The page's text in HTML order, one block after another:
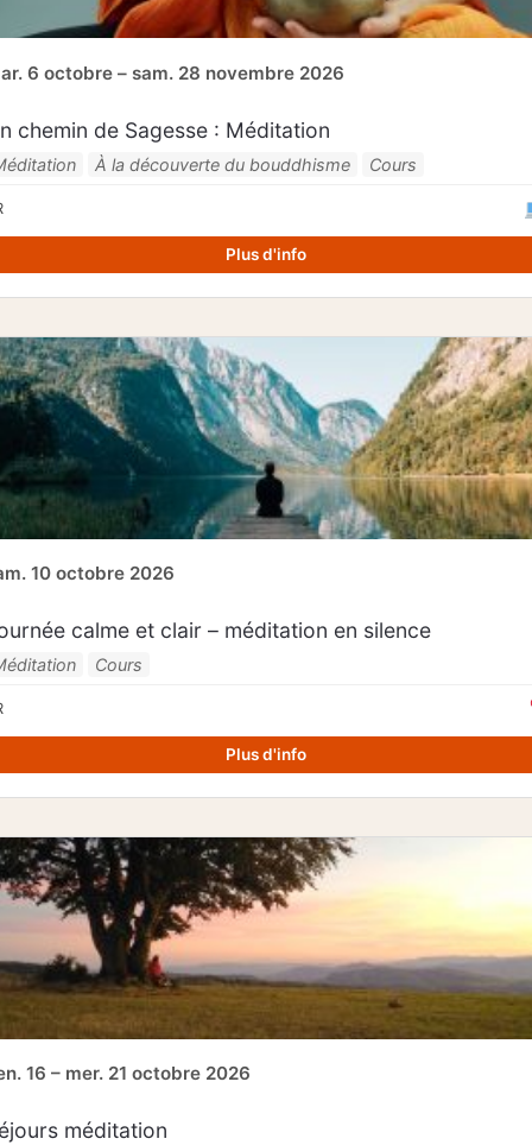
6 octobre – sam. 28 novembre 2026
chemin de Sagesse : Méditation
À la découverte du bouddhisme Cours
Plus d'info
10 octobre 2026
calme et clair – méditation en silence
Cours
Plus d'info
16 – mer. 21 octobre 2026
méditation